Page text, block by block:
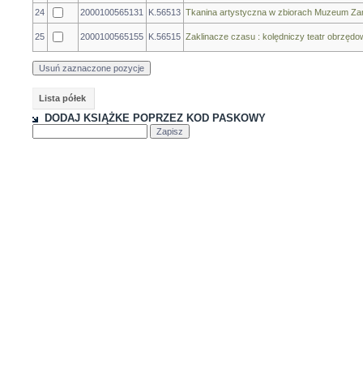
24 2000100565131 K.56513 Tkanina artystyczna w zbiorach Muzeum
25 2000100565155 K.56515 Zaklinacze czasu : kolędniczy teatr
Lista półek
DODAJ KSIĄŻKE POPRZEZ KOD PASKOWY